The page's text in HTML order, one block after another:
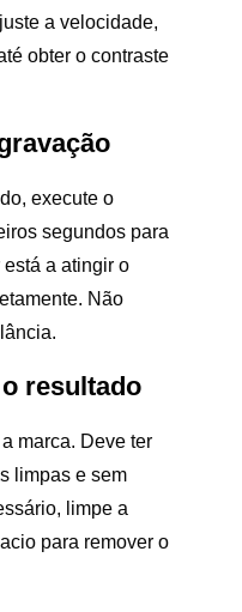
a velocidade,
obter o contraste
execute o
segundos para
a atingir o
Não
resultado
marca. Deve ter
limpas e sem
limpe a
para remover o